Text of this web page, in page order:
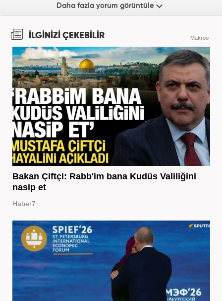
Daha fazla yorum görüntüle
İLGİNİZİ ÇEKEBİLİR Makroo
Bakan Çiftçi: Rabb'im bana Kudüs Valiliğini
nasip et
Haber7